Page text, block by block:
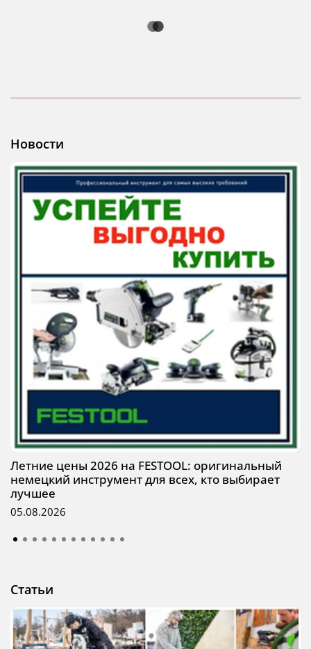
Новости
Летние цены 2026 на FESTOOL: оригинальный
немецкий инструмент для всех, кто выбирает
лучшее
05.08.2026
Статьи